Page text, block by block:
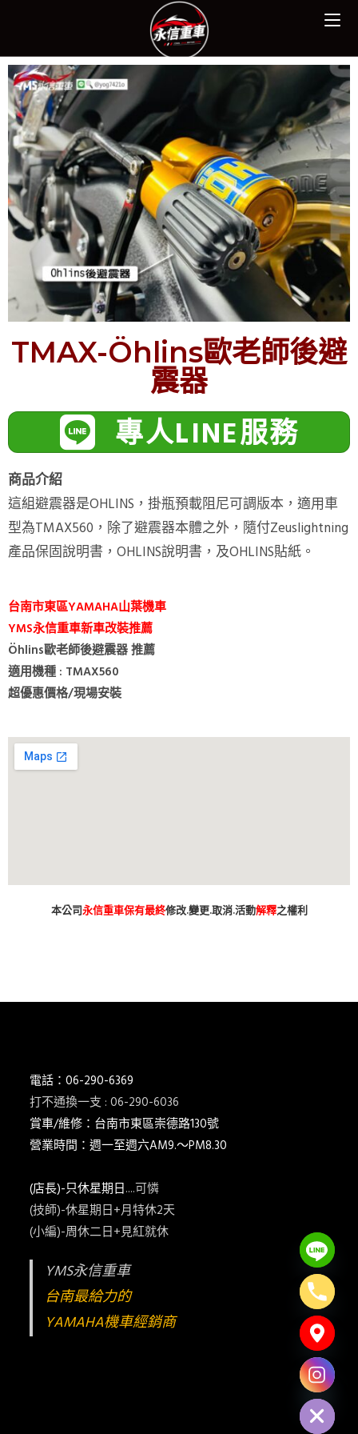
TMAX-Öhlins歐老師後避
震器
專人LINE服務
商品介紹
這組避震器是OHLINS，掛瓶預載阻尼可調版本，適用車
型為TMAX560，除了避震器本體之外，隨付Zeuslightning
產品保固說明書，OHLINS說明書，及OHLINS貼紙。
台南市東區YAMAHA山葉機車
YMS永信重車新車改裝推薦
Öhlins歐老師後避震器 推薦
適用機種 : TMAX560
超優惠價格/現場安裝
本公司永信重車保有最終修改.變更.取消.活動解釋之權利
電話：06-290-6369
打不通換一支 : 06-290-6036
賞車/維修：台南市東區崇德路130號
營業時間：週一至週六AM9.～PM8.30
(店長)-只休星期日....可憐
(技師)-休星期日+月特休2天
(小編)-周休二日+見紅就休
YMS永信重車
台南最給力的
YAMAHA機車經銷商
Hide chaty